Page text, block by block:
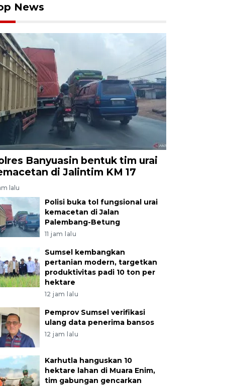
News
Banyuasin bentuk tim urai
di Jalintim KM 17
lalu
Polisi buka tol fungsional urai
kemacetan di Jalan
Palembang-Betung
11 jam lalu
Sumsel kembangkan
pertanian modern, targetkan
produktivitas padi 10 ton per
hektare
12 jam lalu
Pemprov Sumsel verifikasi
ulang data penerima bansos
12 jam lalu
Karhutla hanguskan 10
hektare lahan di Muara Enim,
tim gabungan gencarkan